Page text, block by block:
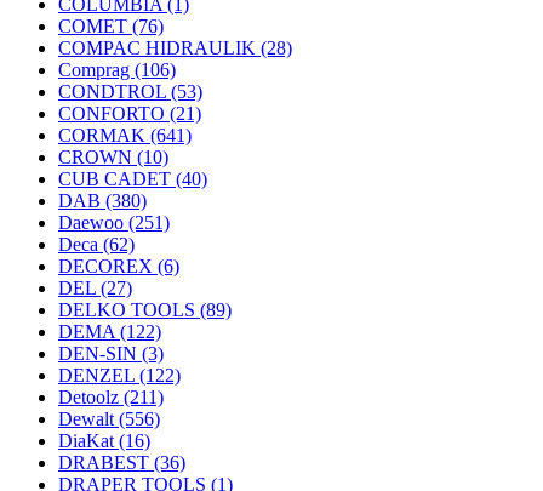
COLUMBIA (1)
COMET (76)
COMPAC HIDRAULIK (28)
Comprag (106)
CONDTROL (53)
CONFORTO (21)
CORMAK (641)
CROWN (10)
CUB CADET (40)
DAB (380)
Daewoo (251)
Deca (62)
DECOREX (6)
DEL (27)
DELKO TOOLS (89)
DEMA (122)
DEN-SIN (3)
DENZEL (122)
Detoolz (211)
Dewalt (556)
DiaKat (16)
DRABEST (36)
DRAPER TOOLS (1)